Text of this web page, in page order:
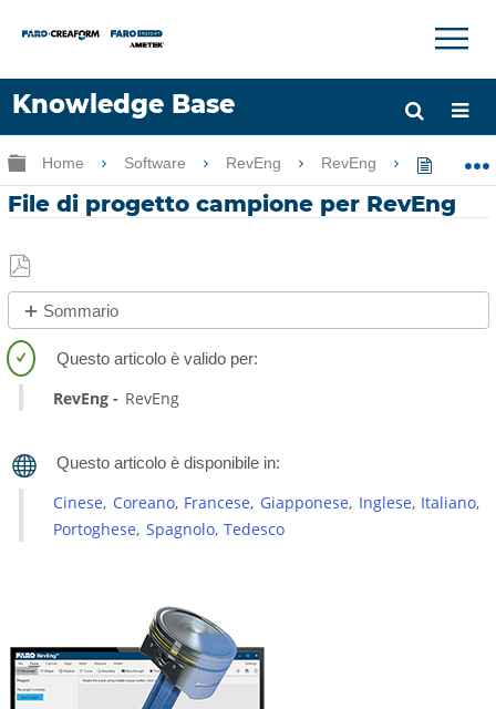
Knowledge Base
Lingua
Chiedere aiuto Accesso
×
Ingrandisci/riduci gerarchia globale
Home Software RevEng RevEng File di
File di progetto campione per RevEng
Salva
come
PDF
Sommario
rapida
RevEng RevEng
Cinese Coreano Francese Giapponese Inglese Italiano
Portoghese Spagnolo Tedesco